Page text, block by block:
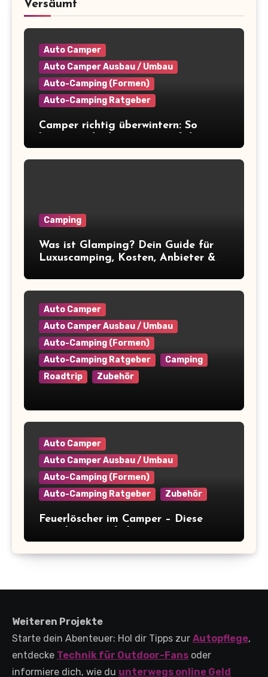
Versäumt
Auto Camper
Auto Camper Ausbau / Umbau
Auto-Camping (Formen)
Auto-Camping Ratgeber
Camper richtig überwintern: So
Winterpause vor
Camping
Was ist Glamping? Dein Guide für
Luxuscamping, Kosten, Anbieter &
Auto Camper
Auto Camper Ausbau / Umbau
Auto-Camping (Formen)
Auto-Camping Ratgeber
Camping
Roadtrip
Zubehör
Auto Camper
Auto Camper Ausbau / Umbau
Auto-Camping (Formen)
Auto-Camping Ratgeber
Zubehör
Feuerlöscher im Camper – Diese
(+Kaufberatung)
Weiteren Projekte
Starte dein Abenteuer: Hol dir Tipps zur Autopflege,
entdecke Technik für Outdoor-Fans oder
informiere dich, wie du unterwegs online Geld